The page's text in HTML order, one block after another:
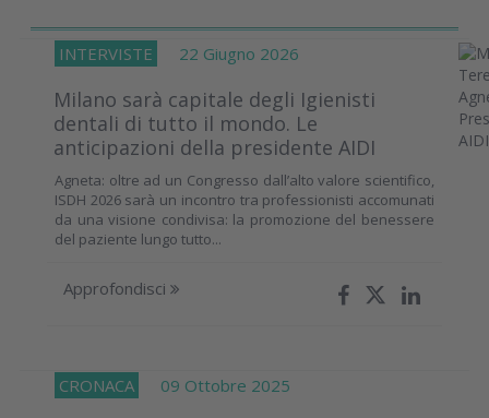
INTERVISTE 22 Giugno 2026
Milano sarà capitale degli Igienisti
dentali di tutto il mondo. Le
anticipazioni della presidente AIDI
Agneta: oltre ad un Congresso dall’alto valore scientifico,
ISDH 2026 sarà un incontro tra professionisti accomunati
da una visione condivisa: la promozione del benessere
del paziente lungo tutto...
Approfondisci
CRONACA 09 Ottobre 2025